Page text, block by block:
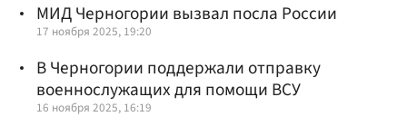
МИД Черногории вызвал посла России
17 ноября 2025, 19:20
В Черногории поддержали отправку
военнослужащих для помощи ВСУ
16 ноября 2025, 16:19